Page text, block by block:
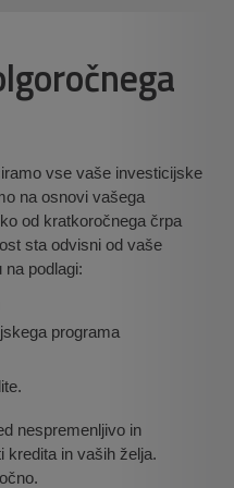
vse vaše investicijske
na osnovi vašega
od kratkoročnega črpa
sta odvisni od vaše
podlagi:
programa
nespremenljivo in
kredita in vaših želja.